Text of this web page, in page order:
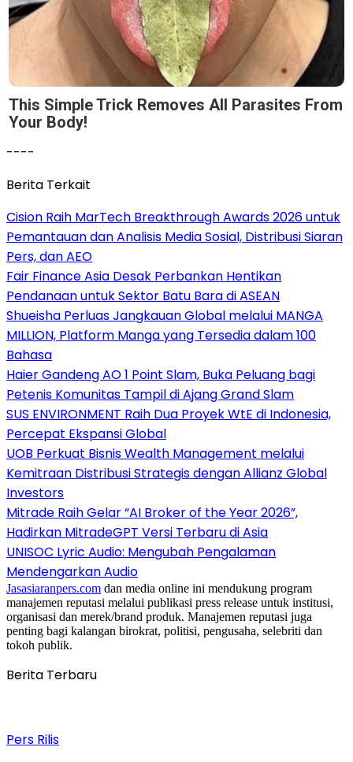
This Simple Trick Removes All Parasites From
Your Body!
----
Berita Terkait
Cision Raih MarTech Breakthrough Awards 2026 untuk
Pemantauan dan Analisis Media Sosial, Distribusi Siaran
Pers, dan AEO
Fair Finance Asia Desak Perbankan Hentikan
Pendanaan untuk Sektor Batu Bara di ASEAN
Shueisha Perluas Jangkauan Global melalui MANGA
MILLION, Platform Manga yang Tersedia dalam 100
Bahasa
Haier Gandeng AO 1 Point Slam, Buka Peluang bagi
Petenis Komunitas Tampil di Ajang Grand Slam
SUS ENVIRONMENT Raih Dua Proyek WtE di Indonesia,
Percepat Ekspansi Global
UOB Perkuat Bisnis Wealth Management melalui
Kemitraan Distribusi Strategis dengan Allianz Global
Investors
Mitrade Raih Gelar “AI Broker of the Year 2026”,
Hadirkan MitradeGPT Versi Terbaru di Asia
UNISOC Lyric Audio: Mengubah Pengalaman
Mendengarkan Audio
Jasasiaranpers.com dan media online ini mendukung program
manajemen reputasi melalui publikasi press release untuk institusi,
organisasi dan merek/brand produk. Manajemen reputasi juga
penting bagi kalangan birokrat, politisi, pengusaha, selebriti dan
tokoh publik.
Berita Terbaru
Pers Rilis